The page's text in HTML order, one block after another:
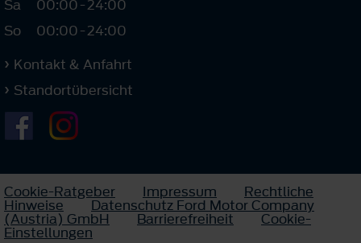
Sa
00:00-24:00
So
00:00-24:00
Kontakt & Anfahrt
Standortübersicht
Cookie-Ratgeber Impressum Rechtliche
Hinweise Datenschutz Ford Motor Company
(Austria) GmbH Barrierefreiheit Cookie-
Einstellungen